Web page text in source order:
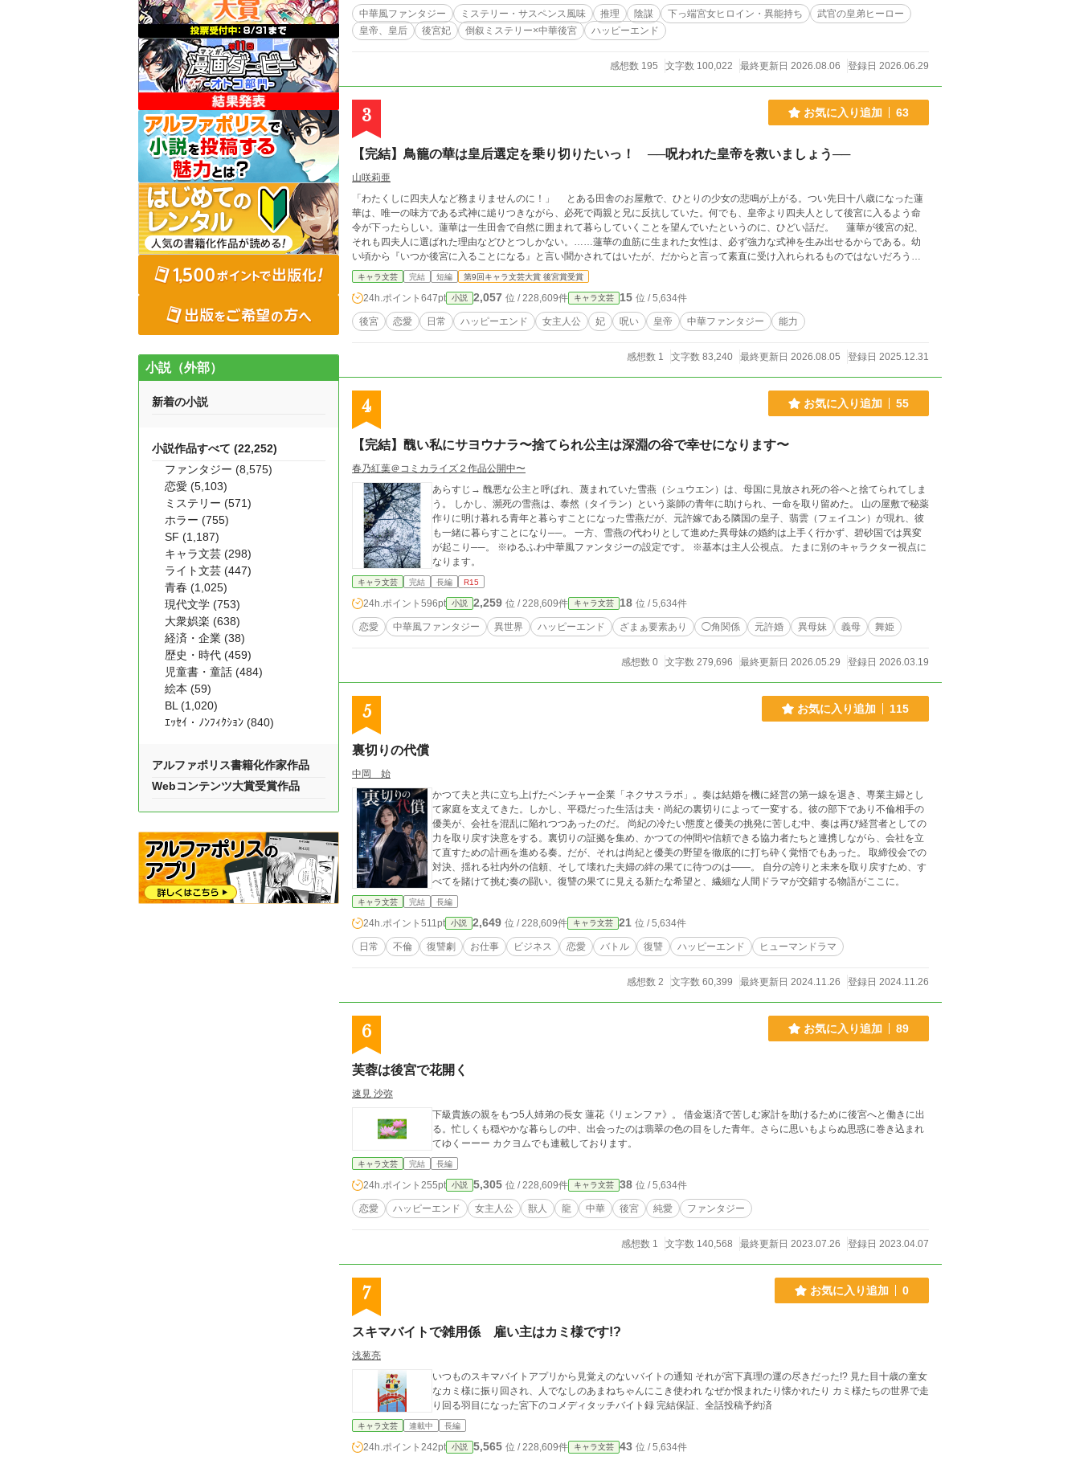
る中華風物語の為、史実とは全く関係はありません。 ✴️本作イラストは全て娘作品になります(🎨手書きです)。 ✴️
稚拙な作品ではありますが、女性向けHOTランキング(33位)に入れていただき、本当にありがとうございました。
✴️この作品の文章・設定・キャラクターの無断転載・無断加工、および第三者による生成AI等の学習目的での利用
中華風ファンタジー ミステリー・サスペンス風味 推理 陰謀 下っ端宮女ヒロイン・異能持ち
武官の皇弟ヒーロー
皇帝、皇后
後宮妃 倒叙ミステリー×中華後宮 ハッピーエンド
感想数 195 文字数 100,022 最終更新日 2026.08.06 登録日 2026.06.29
3 お気に入り追加 63
【完結】鳥籠の華は皇后選定を乗り切りたいっ！ ──呪われた皇帝を救いましょう──
山咲莉亜
「わたくしに四夫人など務まりませんのに！」 とある田舎のお屋敷で、ひとりの少女の悲鳴が上がる。つい先日十八歳になった蓮
華は、唯一の味方である式神に縋りつきながら、必死で両親と兄に反抗していた。何でも、皇帝より四夫人として後宮に入るよう命
令が下ったらしい。蓮華は一生田舎で自然に囲まれて暮らしていくことを望んでいたというのに、ひどい話だ。 蓮華が後宮の妃、
それも四夫人に選ばれた理由などひとつしかない。……蓮華の血筋に生まれた女性は、必ず強力な式神を生み出せるからである。幼
い頃から『いつか後宮に入ることになる』と言い聞かされてはいたが、だからと言って素直に受け入れられるものではないだろう。
そんな蓮華に、父はとある提案をした。それは『皇后選定』で貴妃に選ばれ、褒美に後宮を出たいと願い出ること。そして実現で
きたなら父からも口添えするということ。 少し悩んだ末に了承した蓮華は、後日後宮へと入内することになるが、そこで出会う妃
は個性豊かな者ばかりのようで……？ 果たして、後宮という名の鳥籠に入った蓮華は無事に『皇后選定』を乗り切ることができる
のか。皇帝と顔を合わせた蓮華の悩み、葛藤とは……？ 『自由を望んでいると言う割に、この家から逃げ出さないのは、蓮華を引き
留める何かがあるからに他ならない』 これは後宮において最上級の位を誇る妃が、とある試練を通し、自身の望みを叶えるまでの
ャラ文芸大賞にて【後宮賞】を受賞しました！ 応援ありがとうございました！！
キャラ文芸 完結 短編 第9回キャラ文芸大賞 後宮賞受賞
24h.ポイント 647pt 小説 2,057 位 / 228,609件 キャラ文芸 15 位 / 5,634件
後宮 恋愛 日常 ハッピーエンド 女主人公 妃 呪い 皇帝 中華ファンタジー 能力
感想数 1 文字数 83,240 最終更新日 2026.08.05 登録日 2025.12.31
4 お気に入り追加 55
【完結】醜い私にサヨウナラ〜捨てられ公主は深淵の谷で幸せになります〜
春乃紅葉＠コミカライズ２作品公開中〜
あらすじ→ 醜悪な公主と呼ばれ、蔑まれていた雪燕（シュウエン）は、母国に見放され死の谷へと捨てられてしま
う。 しかし、瀕死の雪燕は、泰然（タイラン）という薬師の青年に助けられ、一命を取り留めた。 山の屋敷で秘薬
作りに明け暮れる青年と暮らすことになった雪燕だが、元許嫁である隣国の皇子、翡雲（フェイユン）が現れ、彼
も一緒に暮らすことになり──。 一方、雪燕の代わりとして進めた異母妹の婚約は上手く行かず、碧砂国では異変
が起こり──。 ※ゆるふわ中華風ファンタジーの設定です。 ※基本は主人公視点。 たまに別のキャラクター視点に
なります。
キャラ文芸 完結 長編 R15
24h.ポイント 596pt 小説 2,259 位 / 228,609件 キャラ文芸 18 位 / 5,634件
恋愛 中華風ファンタジー 異世界 ハッピーエンド ざまぁ要素あり ◯角関係 元許婚 異母妹 義母 舞姫
感想数 0 文字数 279,696 最終更新日 2026.05.29 登録日 2026.03.19
5 お気に入り追加 115
裏切りの代償
中岡 始
かつて夫と共に立ち上げたベンチャー企業「ネクサスラボ」。奏は結婚を機に経営の第一線を退き、専業主婦とし
て家庭を支えてきた。しかし、平穏だった生活は夫・尚紀の裏切りによって一変する。彼の部下であり不倫相手の
優美が、会社を混乱に陥れつつあったのだ。 尚紀の冷たい態度と優美の挑発に苦しむ中、奏は再び経営者としての
力を取り戻す決意をする。裏切りの証拠を集め、かつての仲間や信頼できる協力者たちと連携しながら、会社を立
て直すための計画を進める奏。だが、それは尚紀と優美の野望を徹底的に打ち砕く覚悟でもあった。 取締役会での
対決、揺れる社内外の信頼、そして壊れた夫婦の絆の果てに待つのは――。 自分の誇りと未来を取り戻すため、す
べてを賭けて挑む奏の闘い。復讐の果てに見える新たな希望と、繊細な人間ドラマが交錯する物語がここに。
キャラ文芸 完結 長編
24h.ポイント 511pt 小説 2,649 位 / 228,609件 キャラ文芸 21 位 / 5,634件
日常 不倫 復讐劇 お仕事 ビジネス 恋愛 バトル 復讐 ハッピーエンド ヒューマンドラマ
感想数 2 文字数 60,399 最終更新日 2024.11.26 登録日 2024.11.26
6 お気に入り追加 89
芙蓉は後宮で花開く
速見 沙弥
下級貴族の親をもつ5人姉弟の長女 蓮花《リェンファ》。 借金返済で苦しむ家計を助けるために後宮へと働きに出
る。忙しくも穏やかな暮らしの中、出会ったのは翡翠の色の目をした青年。さらに思いもよらぬ思惑に巻き込まれ
てゆくーーー カクヨムでも連載しております。
キャラ文芸 完結 長編
24h.ポイント 255pt 小説 5,305 位 / 228,609件 キャラ文芸 38 位 / 5,634件
恋愛 ハッピーエンド 女主人公 獣人 龍 中華 後宮 純愛 ファンタジー
感想数 1 文字数 140,568 最終更新日 2023.07.26 登録日 2023.04.07
7 お気に入り追加 0
スキマバイトで雑用係 雇い主はカミ様です!?
浅葱亮
いつものスキマバイトアプリから見覚えのないバイトの通知 それが宮下真理の運の尽きだった!? 見た目十歳の童女
なカミ様に振り回され、人でなしのあまねちゃんにこき使われ なぜか恨まれたり懐かれたり カミ様たちの世界で走
り回る羽目になった宮下のコメディタッチバイト録 完結保証、全話投稿予約済
キャラ文芸 連載中 長編
24h.ポイント 242pt 小説 5,565 位 / 228,609件 キャラ文芸 43 位 / 5,634件
小説（外部）
新着の小説
小説作品すべて (22,252)
ファンタジー (8,575)
恋愛 (5,103)
ミステリー (571)
ホラー (755)
SF (1,187)
キャラ文芸 (298)
ライト文芸 (447)
青春 (1,025)
現代文学 (753)
大衆娯楽 (638)
経済・企業 (38)
歴史・時代 (459)
児童書・童話 (484)
絵本 (59)
BL (1,020)
ｴｯｾｲ・ﾉﾝﾌｨｸｼｮﾝ (840)
アルファポリス書籍化作家作品
Webコンテンツ大賞受賞作品